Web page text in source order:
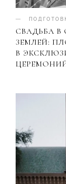
СВАДЬБА
ЗЕМЛЕЙ:
В